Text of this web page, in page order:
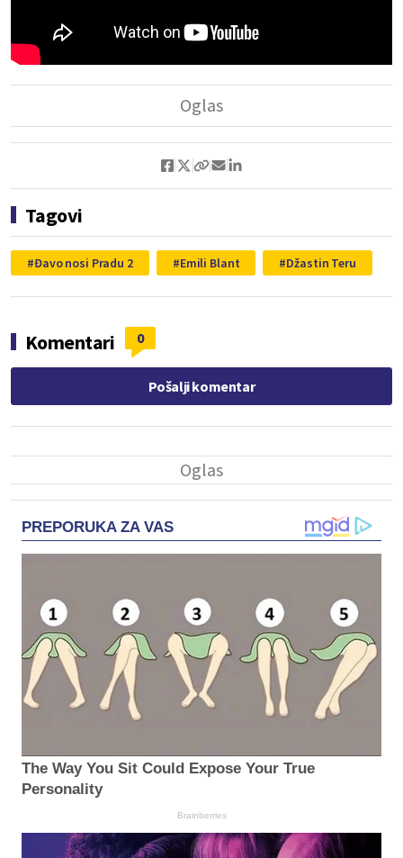
Tagovi
Đavo nosi Pradu 2 Emili Blant Džastin Teru
Komentari 0
Pošalji komentar
PREPORUKA ZA VAS
The Way You Sit Could Expose Your True
Personality
Brainberries